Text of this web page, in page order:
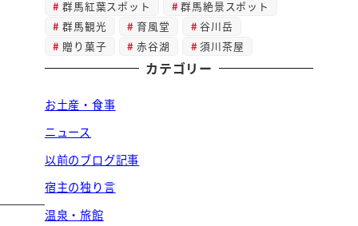
群馬紅葉スポット
群馬絶景スポット
群馬観光
育風堂
谷川岳
贈り菓子
赤谷湖 須川茶屋
カテゴリー
お土産・食事
ニュース
以前のブログ記事
宿主の独り言
温泉・旅館